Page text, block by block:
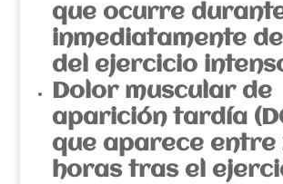
que ocurre
inmediatamente
del ejercicio
Dolor muscular de
aparición tardía
que aparece entre
horas tras el